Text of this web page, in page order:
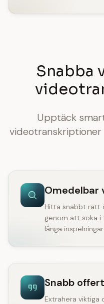
Snabba
Upptäck
Omedelbar
Hitta snabbt rätt
genom att söka i
långa inspelningar.
Snabb
Extrahera viktiga